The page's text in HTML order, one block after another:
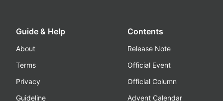
Guide & Help
About
Terms
Privacy
Guideline
Contents
Release Note
Official Event
Official Column
Advent Calendar